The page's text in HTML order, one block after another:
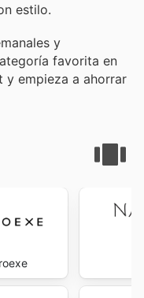
estilo.
y
favorita en
y empieza a ahorrar